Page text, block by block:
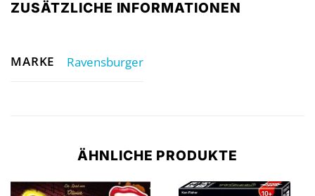
ZUSÄTZLICHE INFORMATIONEN
MARKE Ravensburger
ÄHNLICHE PRODUKTE